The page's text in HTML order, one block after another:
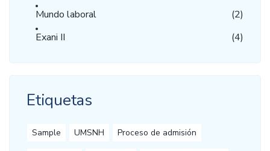
Mundo laboral
(2)
Exani II
(4)
Etiquetas
Sample UMSNH Proceso de admisión